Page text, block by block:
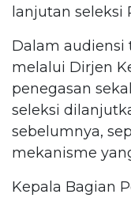
lanjutan seleksi
Dalam audiensi
melalui Dirjen
penegasan
seleksi
sebelumnya,
mekanisme
Kepala Bagian